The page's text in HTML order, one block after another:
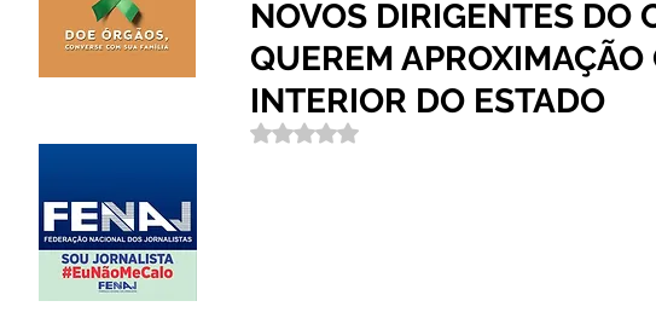
NOVOS DIRIGENTES DO
QUEREM APROXIMAÇÃO
INTERIOR DO ESTADO
Avaliado com NaN de 5 estrelas.